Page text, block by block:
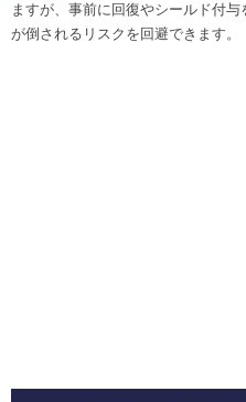
ますが、事前に回復やシールド付
が倒されるリスクを回避できます。